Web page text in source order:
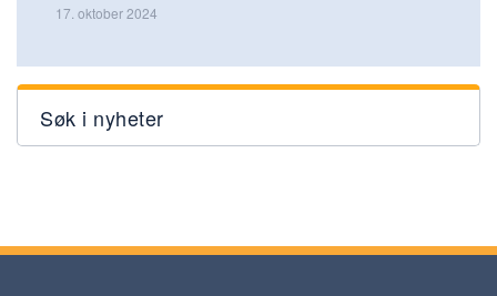
17. oktober 2024
Søk i nyheter